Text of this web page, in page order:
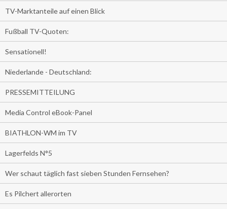
TV-Marktanteile auf einen Blick
Fußball TV-Quoten:
Sensationell!
Niederlande - Deutschland:
PRESSEMITTEILUNG
Media Control eBook-Panel
BIATHLON-WM im TV
Lagerfelds N°5
Wer schaut täglich fast sieben Stunden Fernsehen?
Es Pilchert allerorten